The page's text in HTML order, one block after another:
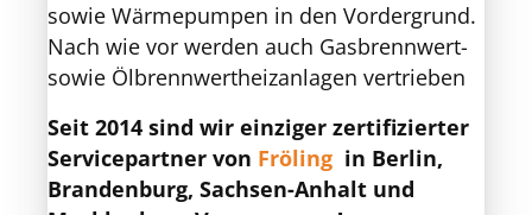
sowie Wärmepumpen in den Vordergrund.
Nach wie vor werden auch Gasbrennwert-
sowie Ölbrennwertheizanlagen vertrieben
Seit 2014 sind wir einziger zertifizierter
Servicepartner von Fröling in Berlin,
Brandenburg, Sachsen-Anhalt und